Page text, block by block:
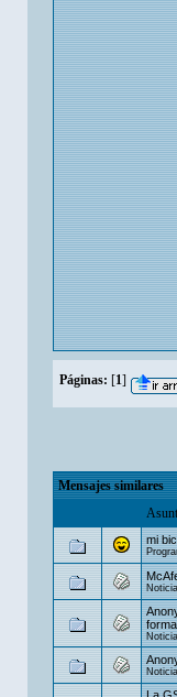
Páginas: [1]
Mensajes similares
mi